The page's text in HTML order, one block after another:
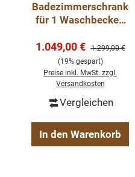
Badezimmerschrank
für 1 Waschbecken
- Badmöbel Wasch
Kommode
Verkaufspreis:
1.049,00 € Regulärer
1.299,00 €
(19% gespart)
Preise inkl. MwSt. zzgl.
Versandkosten
Vergleichen
In den Warenkorb